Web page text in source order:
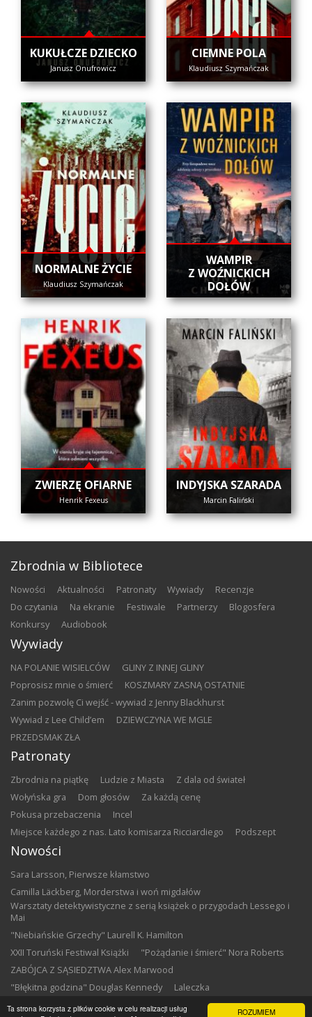
ROZUMIEM
Ta strona korzysta z plików cookie w celu realizacji usług
KUKUŁCZE DZIECKO
Janusz Onufrowicz
CIEMNE POLA
Klaudiusz Szymańczak
NORMALNE ŻYCIE
Klaudiusz Szymańczak
WAMPIR
Z WOŹNICKICH
DOŁÓW
ZWIERZĘ OFIARNE
Henrik Fexeus
INDYJSKA SZARADA
Marcin Faliński
Zbrodnia w Bibliotece
nowości aktualności patronaty wywiady
recenzje
do czytania
na ekranie festiwale partnerzy
blogosfera
konkursy
audiobook
Wywiady
NA POLANIE WISIELCÓW
GLINY Z INNEJ GLINY
Poprosisz mnie o śmierć
KOSZMARY ZASNĄ OSTATNIE
Zanim pozwolę Ci wejść - wywiad z Jenny Blackhurst
Wywiad z Lee Child’em
DZIEWCZYNA WE MGLE
PRZEDSMAK ZŁA
Patronaty
Zbrodnia na piątkę Ludzie z Miasta
Z dala od świateł
Wołyńska gra
Dom głosów
Za każdą cenę
Pokusa przebaczenia
Incel
Miejsce każdego z nas. Lato komisarza Ricciardiego
Podszept
Nowości
Sara Larsson, Pierwsze kłamstwo
Camilla Läckberg, Morderstwa i woń migdałów
Warsztaty detektywistyczne z serią książek o przygodach Lessego i
Mai
"Niebiańskie Grzechy" Laurell K. Hamilton
XXII Toruński Festiwal Książki
"Pożądanie i śmierć" Nora Roberts
ZABÓJCA Z SĄSIEDZTWA Alex Marwood
"Błękitna godzina" Douglas Kennedy
Laleczka
"Krótka historia siedmiu zabójstw" Marlon James